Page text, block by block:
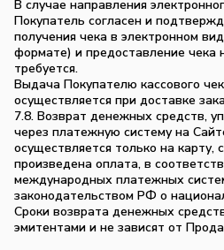
В случае направления
Покупатель согласен и
получения чека в электронном
формате) и предоставление чека
требуется.
Выдача Покупателю кассового
осуществляется при доставке
7.8. Возврат денежных средств,
через платежную систему на
осуществляется только на карту,
произведена оплата, в
международных платежных
законодательством РФ о
Сроки возврата денежных
эмитентами и не зависят от